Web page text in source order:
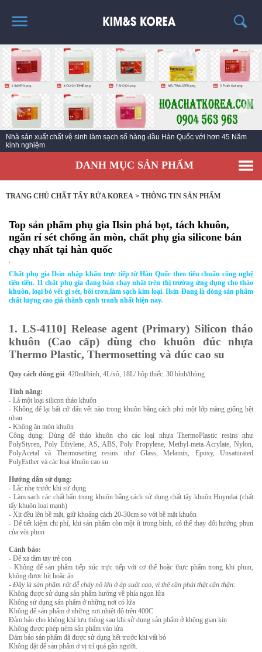
TRANG CHỦ
THÔNG TIN SẢN PHẨM
TIN TỨC
LIÊN HỆ
Nhà sản xuất chất vệ sinh làm sạch số hàng đầu Hàn Quốc với hơn 45 Năm
kinh nghiệm
DANH MỤC SẢN PHẨM
TRANG CHỦ CHẤT TẨY RỬA KOREA > THÔNG TIN SẢN PHẨM
Top sản phẩm phụ gia Ilsin phá bọt, tách khuôn,
ngăn rỉ sét chống ăn mòn, chất phụ gia silicone bán
chạy nhất tại hàn quốc
,
Chất phụ gia Ilsin nhập khẩu trực tiếp từ Hàn Quốc theo tiêu chuẩn công nghệ
tiên tiến. 11 chất phụ gia đang bán chạy nhất trên thị trường ứng dụng cho tháo
khuôn, loại bỏ vết gỉ sét, bôi trơn,làm sạch kim loại. Ilsin Đang là dòng sản phẩm
chất lượng cao giá thành cạnh tranh nhất hiện nay.
1. LS-4110] Release agent (Primary) Silicon tháo
khuôn (Cao cấp) dùng cho khuôn đúc nhựa
Thermo Plastic, Thermosetting và đúc cao su
Quy cách đóng gói: 420ml/bình, 4L/xô, 18L/ hộp thiếc. 30 bình/thùng
Tính năng:
- Là một loại silicon tháo khuôn
- Không để lại bất cứ dấu vết nào trong khuôn bằng cách phủ một lớp màng giống hệt
nhau
- Không ăn mòn khuôn
Công dụng: Dùng để tháo khuôn cho các loại nhựa ThermoPlastic resins như
PolyStyren, Poly Ethylene, AS, ABS, Poly Propylene, Methyl-meta-Acrylate, Nylon,
PolyAcetal và Thermosetting resins như Glass, Melamin, Epoxy, Unsaturated
PolyEsther và các loại khuôn cao su
Hướng dẫn sử dụng:
- Lắc nhẹ trước khi sử dụng
- Làm sạch các chất bẩn trong khuôn bằng cách sử dụng chất tẩy khuôn Huyndai (chất
tẩy khuôn loại mạnh)
- Xịt đều lên bề mặt, giữ khoảng cách 20-30cm so với bề mặt khuôn
- Để tiết kiệm chi phí, khi sản phẩm còn một ít trong bình, có thể thay đổi hướng phun
của vòi phun
Cảnh báo:
- Để xa tầm tay trẻ con
- Không để sản phẩm tiếp xúc trực tiếp với cơ thể hoặc thực phẩm trong khi phun,
không được hít hoặc ăn
- Đây là sản phẩm rất dễ cháy nổ khi ở áp suất cao, vì thế cần phải thật cẩn thận:
Không được sử dụng sản phẩm hướng về phía ngọn lửa
Không sử dụng sản phẩm ở những nơi có lửa
Không để sản phẩm ở những nơi nhiệt độ trên 400C
Đảm bảo cho không khí lưu thông sau khi sử dụng sản phẩm ở không gian kín
Không được phép ném sản phẩm vào lửa
Đảm bảo sản phẩm đã được sử dụng hết trước khi vất bỏ
Không đặt để sản phẩm ở vị trí quá gần người.